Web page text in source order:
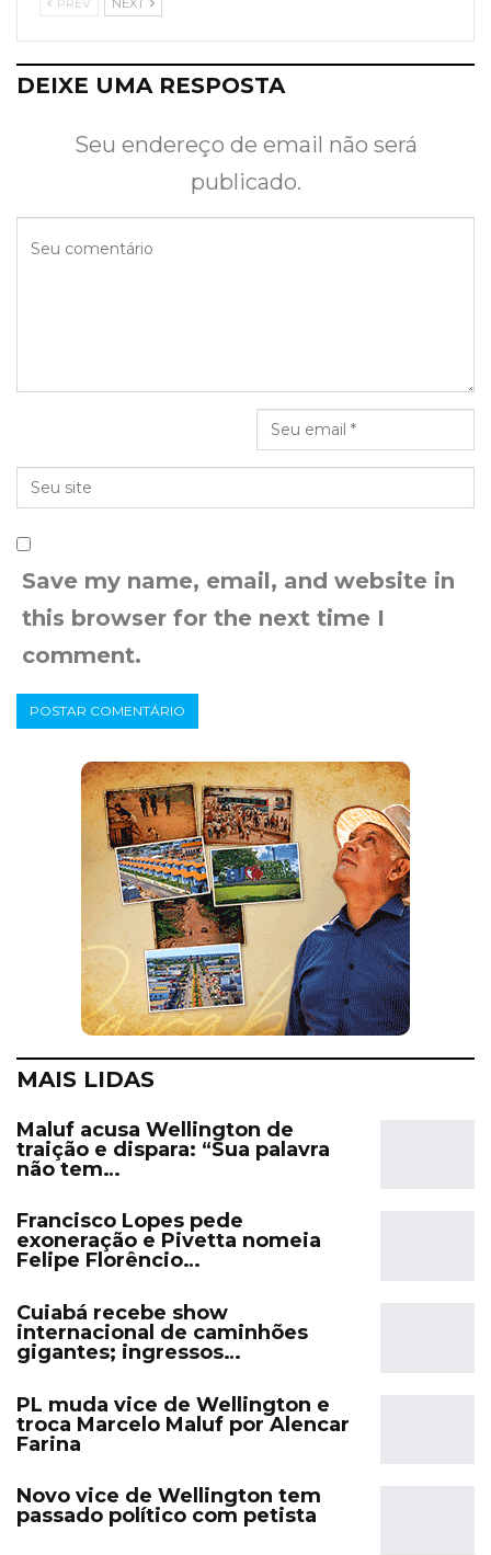
PREV NEXT
DEIXE UMA RESPOSTA
Seu endereço de email não será
publicado.
Save my name, email, and website in
this browser for the next time I
comment.
MAIS LIDAS
Maluf acusa Wellington de
traição e dispara: “Sua palavra
não tem…
Francisco Lopes pede
exoneração e Pivetta nomeia
Felipe Florêncio…
Cuiabá recebe show
internacional de caminhões
gigantes; ingressos…
PL muda vice de Wellington e
troca Marcelo Maluf por Alencar
Farina
Novo vice de Wellington tem
passado político com petista